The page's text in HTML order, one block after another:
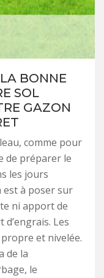
BONNE
SOL
GAZON
comme pour
de préparer le
les jours
est à poser sur
ni apport de
Les
et nivelée.
de la
le